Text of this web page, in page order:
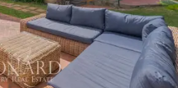
農業地產及其農家樂度假
投資機會：在這裡，您可
精髓，置身於 傳統、自然
經營成功農家樂的人來